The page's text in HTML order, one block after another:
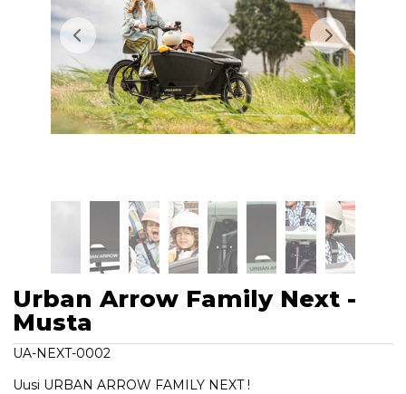
Urban Arrow Family Next -
Musta
UA-NEXT-0002
Uusi URBAN ARROW FAMILY NEXT !